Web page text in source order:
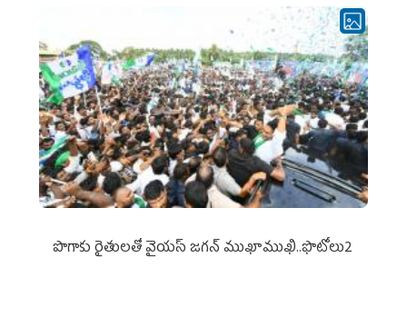
పొగాకు రైతుల‌తో వైయ‌స్ జ‌గ‌న్ ముఖాముఖి..ఫొటోలు2